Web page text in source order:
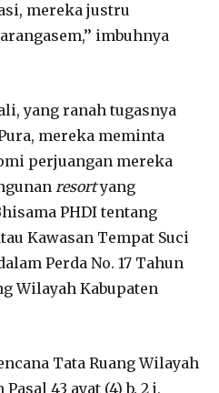
mereka justru
imbuhnya
yang ranah tugasnya
mereka meminta
perjuangan mereka
resortyang
PHDI tentang
Kawasan Tempat Suci
Perda No. 17 Tahun
Wilayah Kabupaten
Tata Ruang Wilayah
43 ayat (4) b. 2 j,